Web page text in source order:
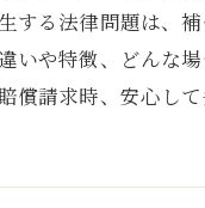
する法律問題は、
いや特徴、どんな
償請求時、安心し